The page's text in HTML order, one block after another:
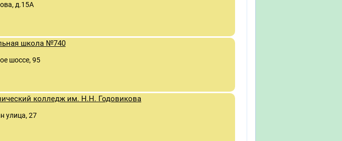
д.15А
школа №740
шоссе, 95
колледж им. Н.Н. Годовикова
улица, 27